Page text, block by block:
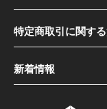
特定商取引に関す
新着情報